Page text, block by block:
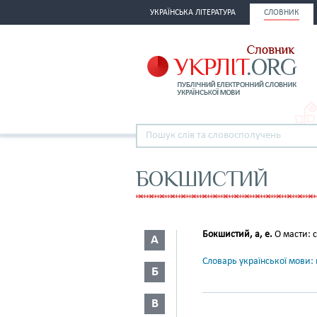
УКРАЇНСЬКА ЛІТЕРАТУРА СЛОВНИК
БОКШИСТИЙ
А
Б
В
Бокшистий, а, е. О масти:
Словарь української